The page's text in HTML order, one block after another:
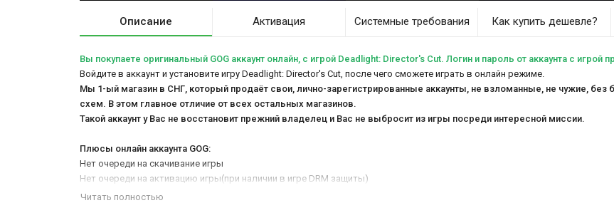
Описание Активация Системные требования Как купить дешевле?
Вы покупаете оригинальный GOG аккаунт онлайн, c игрой Deadlight: Director's Cut. Логин и пароль от аккаунта с игрой
Войдите в аккаунт и установите игру Deadlight: Director's Cut, после чего сможете играть в онлайн режиме.
Мы 1-ый магазин в СНГ, который продаёт свои, лично-зарегистрированные аккаунты, не взломанные, не чужие,
схем. В этом главное отличие от всех остальных магазинов.
Такой аккаунт у Вас не восстановит прежний владелец и Вас не выбросит из игры посреди интересной миссии.
Плюсы онлайн аккаунта GOG:
Нет очереди на скачивание игры
Нет очереди на активацию игры(при наличии в игре DRM защиты)
Можно играть в онлайн режиме(доступны любые режимы, которые есть в игре: одиночная, кооператив,
Читать полностью